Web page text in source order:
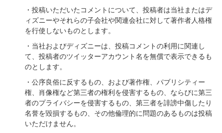
・投稿いただいたコメントについて、投稿者は当社またはデ
ィズニーやそれらの子会社や関連会社に対して著作者人格権
を行使しないものとします。
・当社およびディズニーは、投稿コメントの利用に関連し
て、投稿者のツイッターアカウント名を無償で表示できるも
のとします。
・公序良俗に反するもの、および著作権、パブリシティー
権、肖像権など第三者の権利を侵害するもの、ならびに第三
者のプライバシーを侵害するもの、第三者を誹謗中傷したり
名誉を毀損するもの、その他倫理的に問題のあるものは投稿
いただけません。